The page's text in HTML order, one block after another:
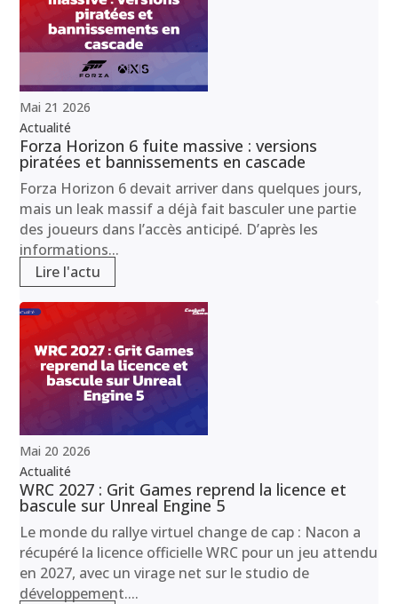
Mai 21 2026
Actualité
Forza Horizon 6 fuite massive : versions
piratées et bannissements en cascade
Forza Horizon 6 devait arriver dans quelques jours,
mais un leak massif a déjà fait basculer une partie
des joueurs dans l’accès anticipé. D’après les
informations...
Lire l'actu
Mai 20 2026
Actualité
WRC 2027 : Grit Games reprend la licence et
bascule sur Unreal Engine 5
Le monde du rallye virtuel change de cap : Nacon a
récupéré la licence officielle WRC pour un jeu attendu
en 2027, avec un virage net sur le studio de
développement....